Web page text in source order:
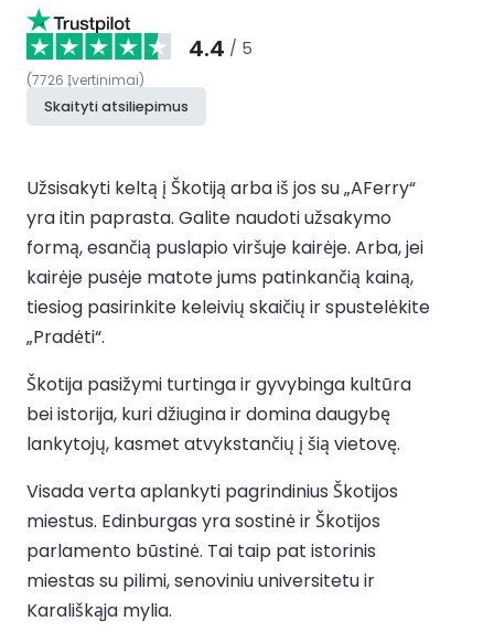
4.4 / 5
(7726 Įvertinimai)
Skaityti atsiliepimus
Užsisakyti keltą į Škotiją arba iš jos su „AFerry“
yra itin paprasta. Galite naudoti užsakymo
formą, esančią puslapio viršuje kairėje. Arba, jei
kairėje pusėje matote jums patinkančią kainą,
tiesiog pasirinkite keleivių skaičių ir spustelėkite
„Pradėti“.
Škotija pasižymi turtinga ir gyvybinga kultūra
bei istorija, kuri džiugina ir domina daugybę
lankytojų, kasmet atvykstančių į šią vietovę.
Visada verta aplankyti pagrindinius Škotijos
miestus. Edinburgas yra sostinė ir Škotijos
parlamento būstinė. Tai taip pat istorinis
miestas su pilimi, senoviniu universitetu ir
Karališkąja mylia.